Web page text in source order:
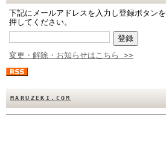
下記にメールアドレスを入力し登録ボタンを
押してください。
変更・解除・お知らせはこちら >>
MARUZEKI.COM